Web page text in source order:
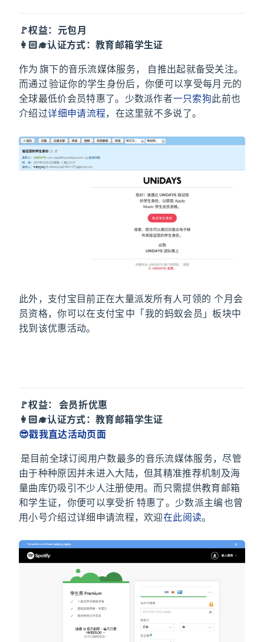
🚩权益：5 元包月
👩🏻‍🎓认证方式：教育邮箱/学生证
作为 Apple 旗下的音乐流媒体服务，Apple Music 自推出起就备受关注。
而通过 UNiDAYS 验证你的学生身份后，你便可以享受每月 5 元的
全球最低价会员特惠了。少数派作者@一只索狗 此前也
介绍过详细申请流程，在这里就不多说了。
此外，支付宝目前正在大量派发所有人可领的 Apple Music 1 个月会
员资格，你可以在支付宝 App 中「我的-蚂蚁会员」板块中
找到该优惠活动。
🚩权益：Premium 会员 5 折优惠
👩🏻‍🎓认证方式：教育邮箱/学生证
😎戳我直达活动页面
Spotify 是目前全球订阅用户数最多的音乐流媒体服务，尽管
由于种种原因并未进入大陆，但其精准推荐机制及海
量曲库仍吸引不少人注册使用。而只需提供教育邮箱
和学生证，你便可以享受 5 折 Premium 特惠了。少数派主编 Hum 也曾
用小号介绍过详细申请流程，欢迎在此阅读。